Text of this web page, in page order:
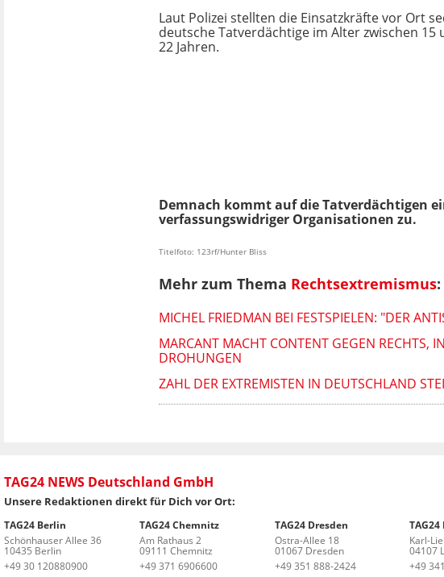
Laut Polizei stellten die Einsatzkräfte vor Ort
deutsche Tatverdächtige im Alter zwischen 15
22 Jahren.
Demnach kommt auf die Tatverdächtigen
verfassungswidriger Organisationen zu.
Titelfoto: 123rf/Hunter Bliss
Mehr zum Thema Rechtsextremismus:
MICHEL FRIEDMAN BEI FESTSPIELEN: "DER
MARCANT MACHT CONTENT GEGEN RECHTS,
DROHUNGEN
ZAHL DER EXTREMISTEN IN DEUTSCHLAND
TAG24 NEWS Deutschland GmbH
Unsere Redaktionen direkt für Dich vor Ort:
TAG24 Berlin
Schönhauser Allee 36
10435 Berlin
+49 30 120880900
TAG24 Chemnitz
Am Rathaus 2
09111 Chemnitz
+49 371 6906600
TAG24 Dresden
Ostra-Allee 18
01067 Dresden
+49 351 888-2424
Karl-
04107
+49